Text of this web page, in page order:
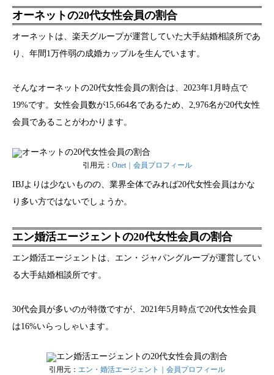
オーネットの20代女性会員の割合
オーネットは、楽天グループが運営していた大手結婚相談所であ
り、年間1万件弱の成婚カップルを生んでいます。
そんなオーネットの20代女性会員の割合は、2023年1月時点で
19%です。女性会員数が15,664名であるため、2,976名が20代女性
会員であることがわかります。
引用元： Onet｜会員プロフィール
IBJよりは少ないものの、業界全体でみれば20代女性会員はかな
り多い方ではないでしょうか。
エン婚活エージェントの20代女性会員の割合
エン婚活エージェントは、エン・ジャパングループが運営してい
る大手結婚相談所です。
30代会員が多いのが特徴ですが、2021年5月時点で20代女性会員
は16%いらっしゃいます。
引用元： エン・婚活エージェント｜会員プロフィール